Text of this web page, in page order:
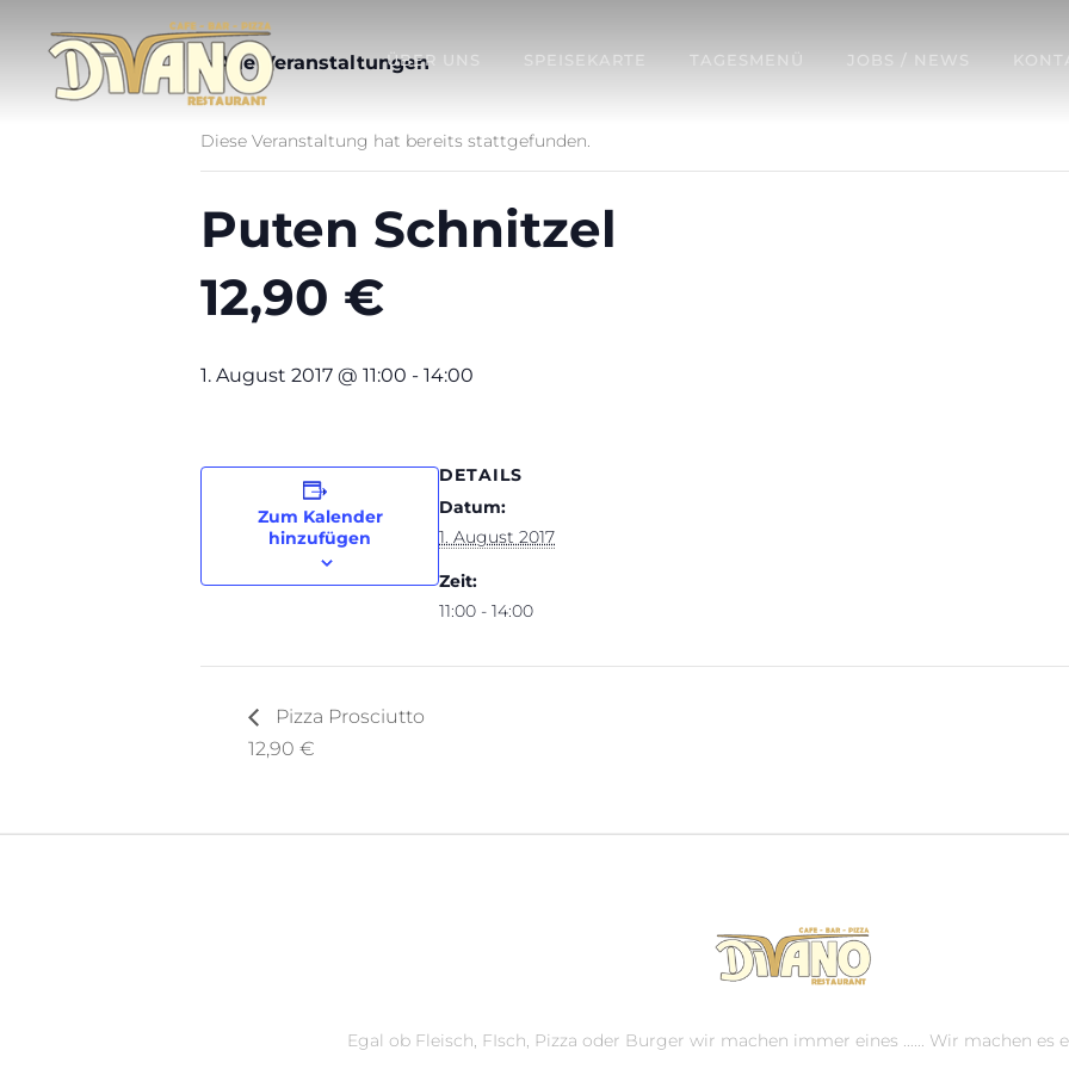
ÜBER UNS SPEISEKARTE TAGESMENÜ JOBS / NEWS
« Alle Veranstaltungen
Diese Veranstaltung hat bereits stattgefunden.
Puten Schnitzel
12,90 €
1. August 2017 @ 11:00 - 14:00
Zum Kalender
hinzufügen
DETAILS
Datum:
1. August 2017
Zeit:
11:00 - 14:00
Pizza Prosciutto
12,90 €
Egal ob Fleisch, FIsch, Pizza oder Burger wir machen immer eines ...... Wir machen es